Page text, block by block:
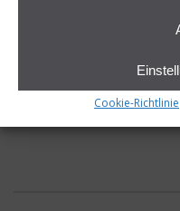
Cookie-Richtlinie
Schwarze Villa-k-Eingang